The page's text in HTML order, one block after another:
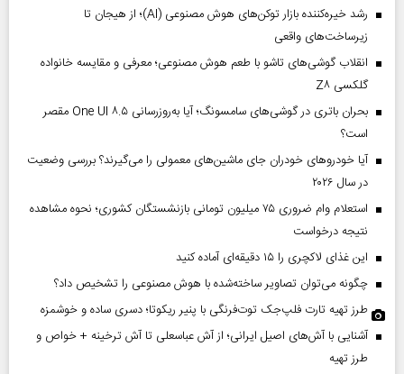
رشد خیره‌کننده بازار توکن‌های هوش مصنوعی (AI)؛ از هیجان تا
زیرساخت‌های واقعی
انقلاب گوشی‌های تاشو‌ با طعم هوش مصنوعی؛ معرفی و مقایسه خانواده
گلکسی Z۸
بحران باتری در گوشی‌های سامسونگ؛ آیا به‌روزرسانی One UI ۸.۵ مقصر
است؟
آیا خودروهای خودران جای ماشین‌های معمولی را می‌گیرند؟ بررسی وضعیت
در سال ۲۰۲۶
استعلام وام ضروری ۷۵ میلیون تومانی بازنشستگان کشوری؛ نحوه مشاهده
نتیجه درخواست
این غذای لاکچری را ۱۵ دقیقه‌ای آماده کنید
چگونه می‌توان تصاویر ساخته‌شده با هوش مصنوعی را تشخیص داد؟
طرز تهیه تارت فلپ‌جک توت‌فرنگی با پنیر ریکوتا؛ دسری ساده و خوشمزه
آشنایی با آش‌های اصیل ایرانی؛ از آش عباسعلی تا آش ترخینه + خواص و
طرز تهیه